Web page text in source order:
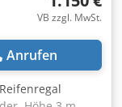
VB zzgl. MwSt.
Anrufen